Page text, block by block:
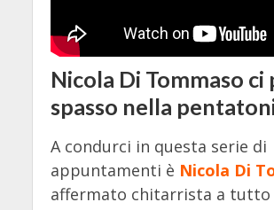
Nicola Di Tommaso ci
spasso nella
A condurci in questa serie di
appuntamenti è Nicola Di
affermato chitarrista a tutto